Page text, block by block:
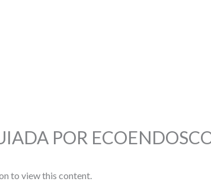
POR
to view this content.